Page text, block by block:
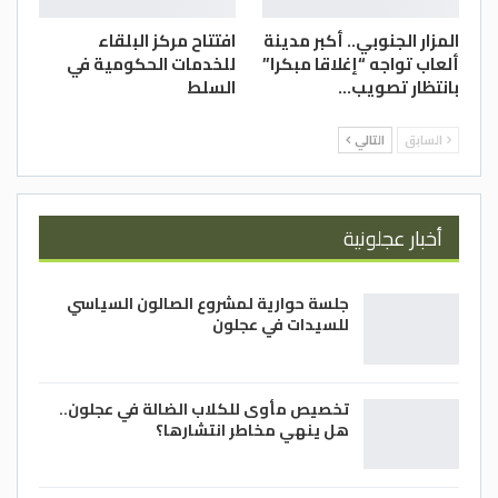
المزار الجنوبي.. أكبر مدينة
ألعاب تواجه “إغلاقا مبكرا”
بانتظار تصويب…
افتتاح مركز البلقاء
للخدمات الحكومية في
السلط
السابق التالي
أخبار عجلونية
جلسة حوارية لمشروع الصالون السياسي
للسيدات في عجلون
تخصيص مأوى للكلاب الضالة في عجلون..
هل ينهي مخاطر انتشارها؟